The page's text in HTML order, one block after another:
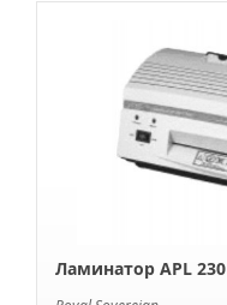
Ламинатор APL 230